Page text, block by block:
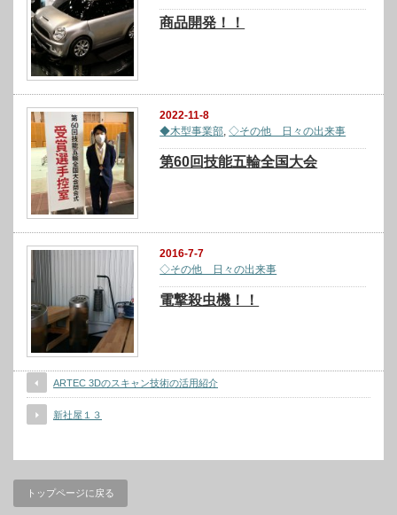
商品開発！！
2022-11-8
◆木型事業部 ,◇その他 日々の出来事
第60回技能五輪全国大会
2016-7-7
◇その他 日々の出来事
電撃殺虫機！！
ARTEC 3Dのスキャン技術の活用紹介
新社屋１３
トップページに戻る